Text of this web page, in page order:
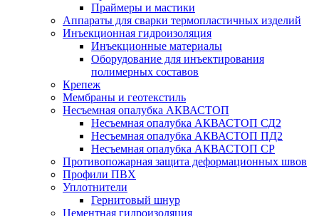
Праймеры и мастики
Аппараты для сварки термопластичных изделий
Инъекционная гидроизоляция
Инъекционные материалы
Оборудование для инъектирования
полимерных составов
Крепеж
Мембраны и геотекстиль
Несъемная опалубка АКВАСТОП
Несъемная опалубка АКВАСТОП СД2
Несъемная опалубка АКВАСТОП ПД2
Несъемная опалубка АКВАСТОП СР
Противопожарная защита деформационных швов
Профили ПВХ
Уплотнители
Гернитовый шнур
Цементная гидроизоляция